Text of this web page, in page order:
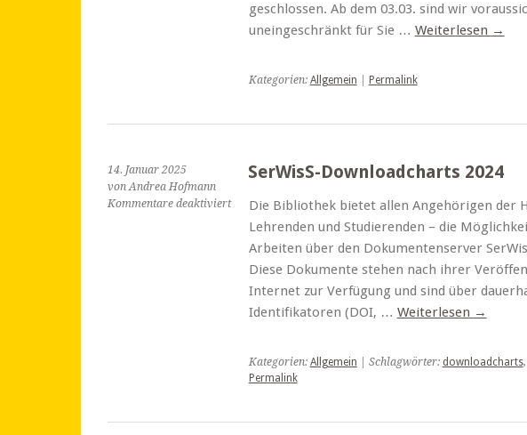
Plazageschlossen. Ab dem 03.03. sind wir
uneingeschränkt für Sie … Weiterlesen →
Kategorien: Allgemein Permalink
14. Januar 2025
von Andrea Hofmann
Kommentare deaktiviertfür
SerWisS-
2024
SerWisS-Downloadcharts 2024
Die Bibliothek bietet allen Angehörigen der
Lehrenden und Studierenden – die
Arbeiten über den Dokumentenserver
Diese Dokumente stehen nach ihrer
Internet zur Verfügung und sind über
Identifikatoren (DOI, … Weiterlesen →
Kategorien: Allgemein | Schlagwörter: downloadcharts,
Permalink